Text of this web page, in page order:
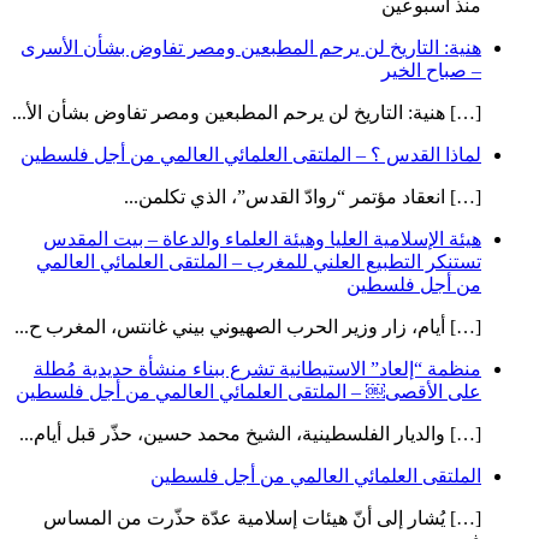
منذ أسبوعين
هنية: التاريخ لن يرحم المطبعين ومصر تفاوض بشأن الأسرى
– صباح الخير
[…] هنية: التاريخ لن يرحم المطبعين ومصر تفاوض بشأن الأ...
لماذا القدس ؟ – الملتقى العلمائي العالمي من أجل فلسطين
[…] انعقاد مؤتمر “روادّ القدس”، الذي تكلمن...
هيئة الإسلامية العليا وهيئة العلماء والدعاة – بيت المقدس
تستنكر التطبيع العلني للمغرب – الملتقى العلمائي العالمي
من أجل فلسطين
[…] أيام، زار وزير الحرب الصهيوني بيني غانتس، المغرب ح...
منظمة “إلعاد” الاستيطانية تشرع ببناء منشأة حديدية مُطلة
على الأقصى￼ – الملتقى العلمائي العالمي من أجل فلسطين
[…] والديار الفلسطينية، الشيخ محمد حسين، حذّر قبل أيام...
الملتقى العلمائي العالمي من أجل فلسطين
[…] يُشار إلى أنّ هيئات إسلامية عدّة حذّرت من المساس